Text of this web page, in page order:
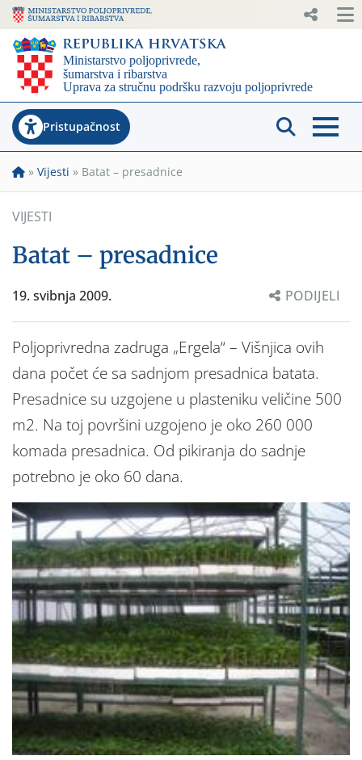
Pristupačnost
» Vijesti » Batat – presadnice
VIJESTI
Batat – presadnice
19. svibnja 2009. PODIJELI
Poljoprivredna zadruga „Ergela“ – Višnjica ovih
dana počet će sa sadnjom presadnica batata.
Presadnice su uzgojene u plasteniku veličine 500
m2. Na toj površini uzgojeno je oko 260 000
komada presadnica. Od pikiranja do sadnje
potrebno je oko 60 dana.